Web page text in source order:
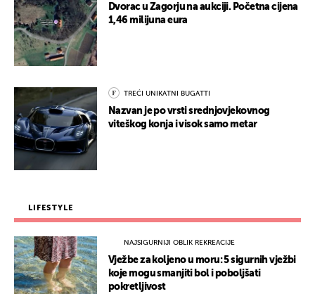
Dvorac u Zagorju na aukciji. Početna cijena
1,46 milijuna eura
TREĆI UNIKATNI BUGATTI
Nazvan je po vrsti srednjovjekovnog
viteškog konja i visok samo metar
LIFESTYLE
NAJSIGURNIJI OBLIK REKREACIJE
Vježbe za koljeno u moru: 5 sigurnih vježbi
koje mogu smanjiti bol i poboljšati
pokretljivost